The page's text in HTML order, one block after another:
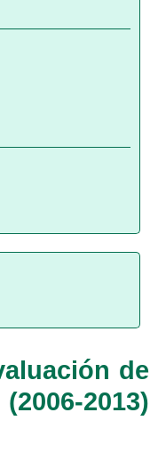
de
2013)